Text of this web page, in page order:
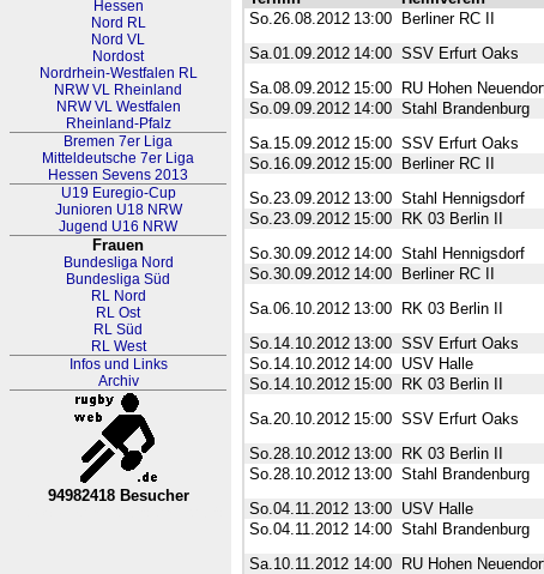
Hessen
Nord RL
Nord VL
Nordost
Nordrhein-Westfalen RL
NRW VL Rheinland
NRW VL Westfalen
Rheinland-Pfalz
Bremen 7er Liga
Mitteldeutsche 7er Liga
Hessen Sevens 2013
U19 Euregio-Cup
Junioren U18 NRW
Jugend U16 NRW
Frauen
Bundesliga Nord
Bundesliga Süd
RL Nord
RL Ost
RL Süd
RL West
Infos und Links
Archiv
94982418 Besucher
So.26.08.2012 13:00 Berliner RC II
Sa.01.09.2012 14:00 SSV Erfurt Oaks
Sa.08.09.2012 15:00 RU Hohen
So.09.09.2012 14:00 Stahl Brandenburg
Sa.15.09.2012 15:00 SSV Erfurt Oaks
So.16.09.2012 15:00 Berliner RC II
So.23.09.2012 13:00 Stahl Hennigsdorf
So.23.09.2012 15:00 RK 03 Berlin II
So.30.09.2012 14:00 Stahl Hennigsdorf
So.30.09.2012 14:00 Berliner RC II
Sa.06.10.2012 13:00 RK 03 Berlin II
So.14.10.2012 13:00 SSV Erfurt Oaks
So.14.10.2012 14:00 USV Halle
So.14.10.2012 15:00 RK 03 Berlin II
Sa.20.10.2012 15:00 SSV Erfurt Oaks
So.28.10.2012 13:00 RK 03 Berlin II
So.28.10.2012 13:00 Stahl Brandenburg
So.04.11.2012 13:00 USV Halle
So.04.11.2012 14:00 Stahl Brandenburg
Sa.10.11.2012 14:00 RU Hohen